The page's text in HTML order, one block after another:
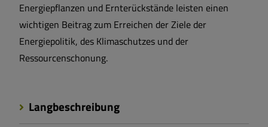
Energiepflanzen und Ernterückstände leisten einen
wichtigen Beitrag zum Erreichen der Ziele der
Energiepolitik, des Klimaschutzes und der
Ressourcenschonung.
Langbeschreibung